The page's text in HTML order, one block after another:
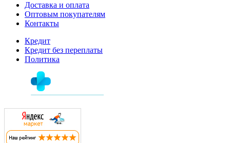
Доставка и оплата
Оптовым покупателям
Контакты
Кредит
Кредит без переплаты
Политика